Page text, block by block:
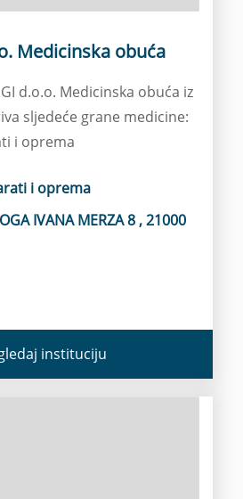
Medicinska obuća
d.o.o. Medicinska obuća iz
sljedeće grane medicine:
i oprema
i oprema
IVANA MERZA 8 , 21000
instituciju